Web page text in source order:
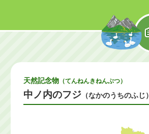
天然記念物 （てんねんきねんぶつ）
中ノ内のフジ（なかのうちのふじ）